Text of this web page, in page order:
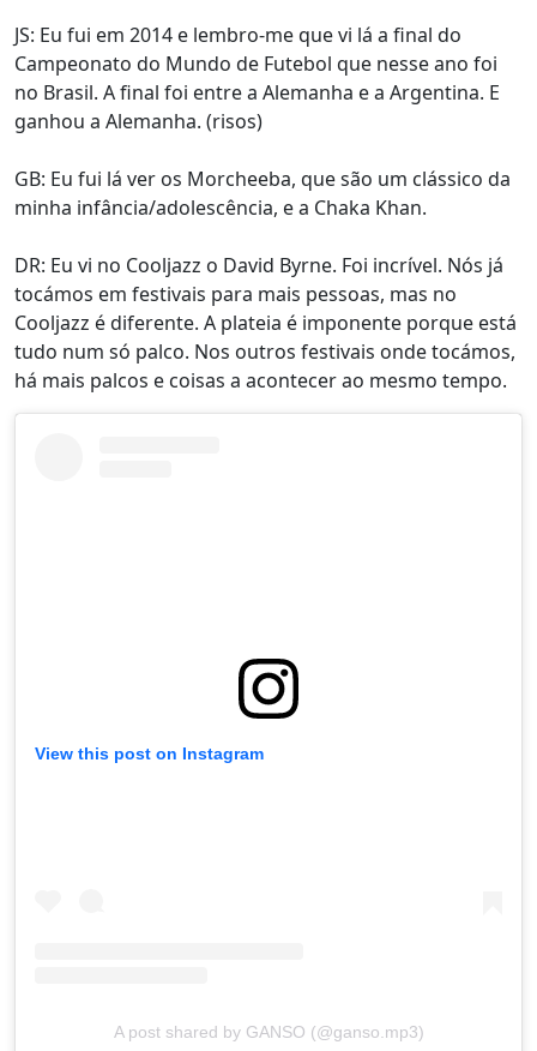
JS: Eu fui em 2014 e lembro-me que vi lá a final do
Campeonato do Mundo de Futebol que nesse ano foi
no Brasil. A final foi entre a Alemanha e a Argentina. E
ganhou a Alemanha. (risos)
GB: Eu fui lá ver os Morcheeba, que são um clássico da
minha infância/adolescência, e a Chaka Khan.
DR: Eu vi no Cooljazz o David Byrne. Foi incrível. Nós já
tocámos em festivais para mais pessoas, mas no
Cooljazz é diferente. A plateia é imponente porque está
tudo num só palco. Nos outros festivais onde tocámos,
há mais palcos e coisas a acontecer ao mesmo tempo.
View this post on Instagram
A post shared by GANSO (@ganso.mp3)